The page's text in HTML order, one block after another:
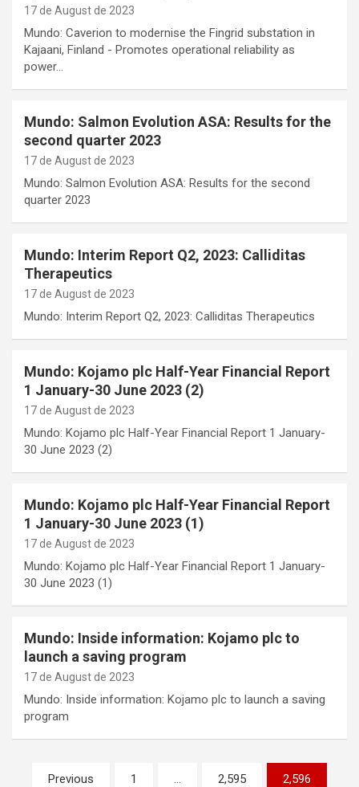
17 de August de 2023
Mundo: Caverion to modernise the Fingrid substation in
Kajaani, Finland - Promotes operational reliability as
power…
Mundo: Salmon Evolution ASA: Results for the
second quarter 2023
17 de August de 2023
Mundo: Salmon Evolution ASA: Results for the second
quarter 2023
Mundo: Interim Report Q2, 2023: Calliditas
Therapeutics
17 de August de 2023
Mundo: Interim Report Q2, 2023: Calliditas Therapeutics
Mundo: Kojamo plc Half-Year Financial Report
1 January-30 June 2023 (2)
17 de August de 2023
Mundo: Kojamo plc Half-Year Financial Report 1 January-
30 June 2023 (2)
Mundo: Kojamo plc Half-Year Financial Report
1 January-30 June 2023 (1)
17 de August de 2023
Mundo: Kojamo plc Half-Year Financial Report 1 January-
30 June 2023 (1)
Mundo: Inside information: Kojamo plc to
launch a saving program
17 de August de 2023
Mundo: Inside information: Kojamo plc to launch a saving
program
PostsPrevious 1 … 2,595 2,596